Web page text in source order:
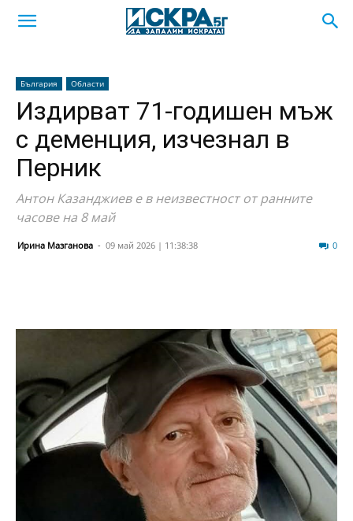
България Области
Издирват 71-годишен мъж
с деменция, изчезнал в
Перник
Антон Казанджиев е в неизвестност от ранните
часове на 8 май
Ирина Мазганова - 09 май 2026 | 11:38:38 0